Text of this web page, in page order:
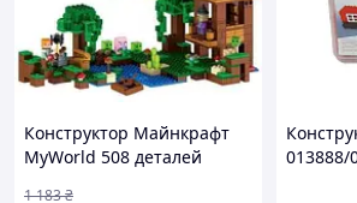
Конструктор Майнкрафт
MyWorld 508 деталей
1 183₴
013888/